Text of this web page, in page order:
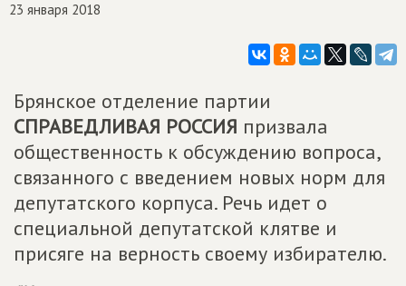
23 января 2018
Брянское отделение партии
СПРАВЕДЛИВАЯ РОССИЯ призвала
общественность к обсуждению вопроса,
связанного с введением новых норм для
депутатского корпуса. Речь идет о
специальной депутатской клятве и
присяге на верность своему избирателю.